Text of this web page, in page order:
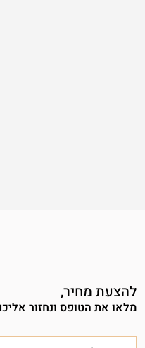
להצעת מחיר,
מלאו את הטופס ונחזור